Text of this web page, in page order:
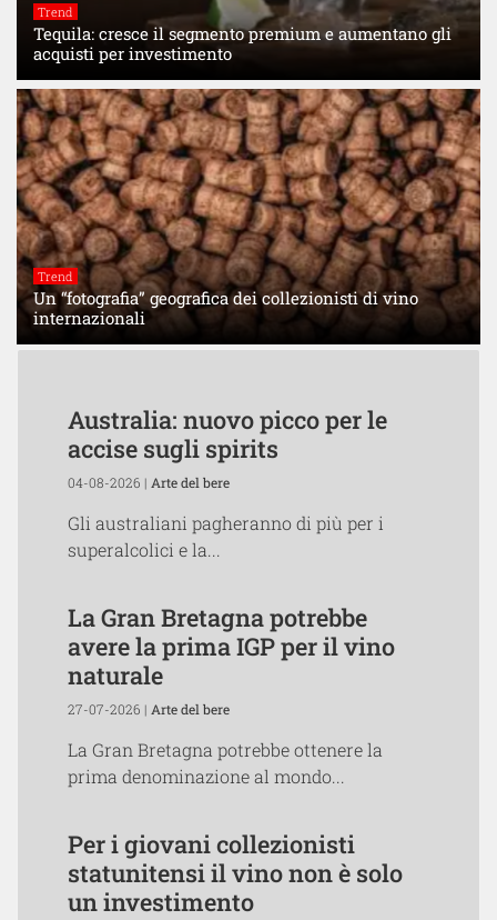
Trend
Tequila: cresce il segmento premium e aumentano gli
acquisti per investimento
Trend
Un “fotografia” geografica dei collezionisti di vino
internazionali
Australia: nuovo picco per le
accise sugli spirits
04-08-2026 | Arte del bere
Gli australiani pagheranno di più per i
superalcolici e la...
La Gran Bretagna potrebbe
avere la prima IGP per il vino
naturale
27-07-2026 | Arte del bere
La Gran Bretagna potrebbe ottenere la
prima denominazione al mondo...
Per i giovani collezionisti
statunitensi il vino non è solo
un investimento